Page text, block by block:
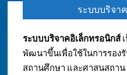
ระบบบริจา
ระบบบริจาคอิเล็กทรอนิกส์
พัฒนาขึ้นเพื่อใช้ในการรอง
สถานศึกษา และศาสนสถาน